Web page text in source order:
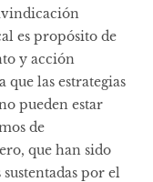
es propósito de
y acción
las estrategias
pueden estar
de
que han sido
por el